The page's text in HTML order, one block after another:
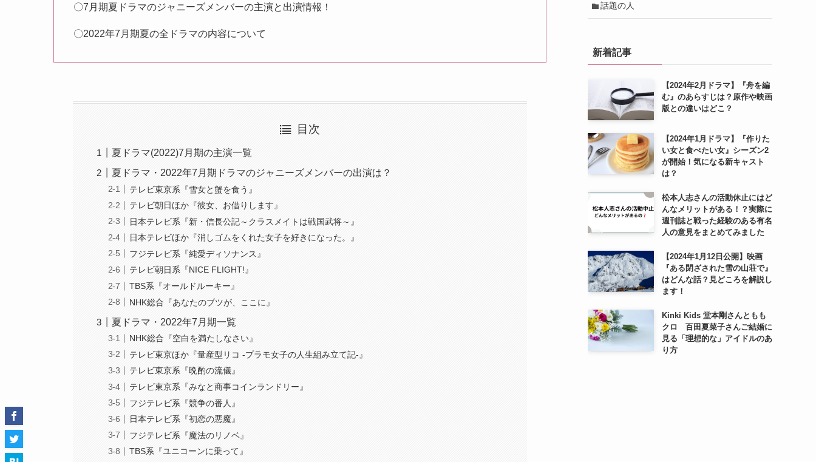
〇7月期夏ドラマのジャニーズメンバーの主演と出演情報！
〇2022年7月期夏の全ドラマの内容について
目次
夏ドラマ(2022)7月期の主演一覧
夏ドラマ・2022年7月期ドラマのジャニーズメンバーの出演は？
テレビ東京系『雪女と蟹を食う』
テレビ朝日ほか『彼女、お借りします』
日本テレビ系『新・信長公記～クラスメイトは戦国武将～』
日本テレビほか『消しゴムをくれた女子を好きになった。』
フジテレビ系『純愛ディソナンス』
テレビ朝日系『NICE FLIGHT!』
TBS系『オールドルーキー』
NHK総合『あなたのブツが、ここに』
夏ドラマ・2022年7月期一覧
NHK総合『空白を満たしなさい』
テレビ東京ほか『量産型リコ -プラモ女子の人生組み立て記-』
テレビ東京系『晩酌の流儀』
テレビ東京系『みなと商事コインランドリー』
フジテレビ系『競争の番人』
日本テレビ系『初恋の悪魔』
フジテレビ系『魔法のリノベ』
TBS系『ユニコーンに乗って』
話題の人
新着記事
【2024年2月ドラマ】『舟を編
む』のあらすじは？原作や映画
版との違いはどこ？
【2024年1月ドラマ】『作りた
い女と食べたい女』シーズン2
が開始！気になる新キャスト
は？
松本人志さんの活動休止にはど
んなメリットがある！？実際に
週刊誌と戦った経験のある有名
人の意見をまとめてみました
【2024年1月12日公開】映画
『ある閉ざされた雪の山荘で』
はどんな話？見どころを解説し
ます！
Kinki Kids 堂本剛さんともも
クロ 百田夏菜子さんご結婚に
見る「理想的な」アイドルのあ
り方